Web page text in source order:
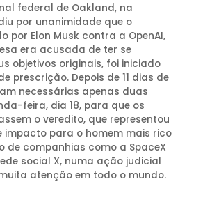
federal de Oakland, na
por unanimidade que o
por Elon Musk contra a OpenAI,
era acusada de ter se
objetivos originais, foi iniciado
prescrição. Depois de 11 dias de
necessárias apenas duas
feira, dia 18, para que os
o veredito, que representou
impacto para o homem mais rico
de companhias como a SpaceX
social X, numa ação judicial
atenção em todo o mundo.